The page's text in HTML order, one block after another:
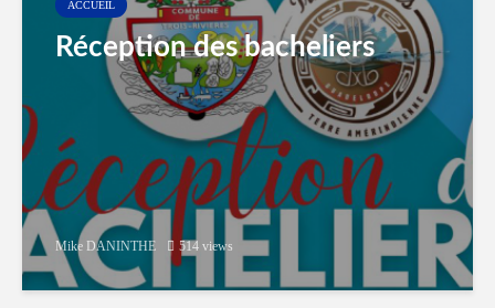
ACCUEIL
Réception des bacheliers
Mike DANINTHE 514 views